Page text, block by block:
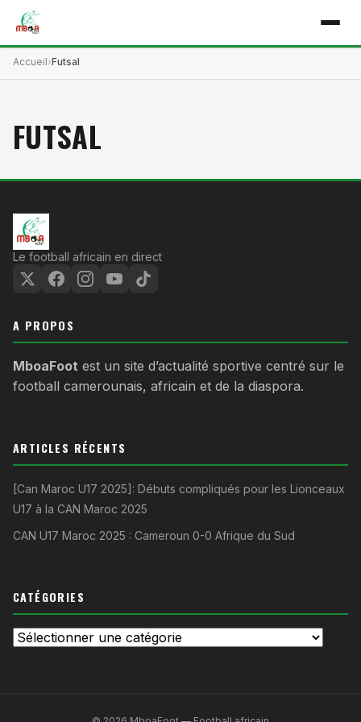
Accueil Futsal
FUTSAL
Le football africain en direct
A PROPOS
MboaFoot est un site d’actualité sportive centré sur le
football camerounais, africain et de la diaspora.
ARTICLES RÉCENTS
[Can Maroc U17 2025]: Débuts compliqués pour les Lionceaux
U17 à la CAN Maroc 2025
CAN U17 Maroc 2025 : Cameroun 0-0 Afrique du Sud
CATÉGORIES
Catégories